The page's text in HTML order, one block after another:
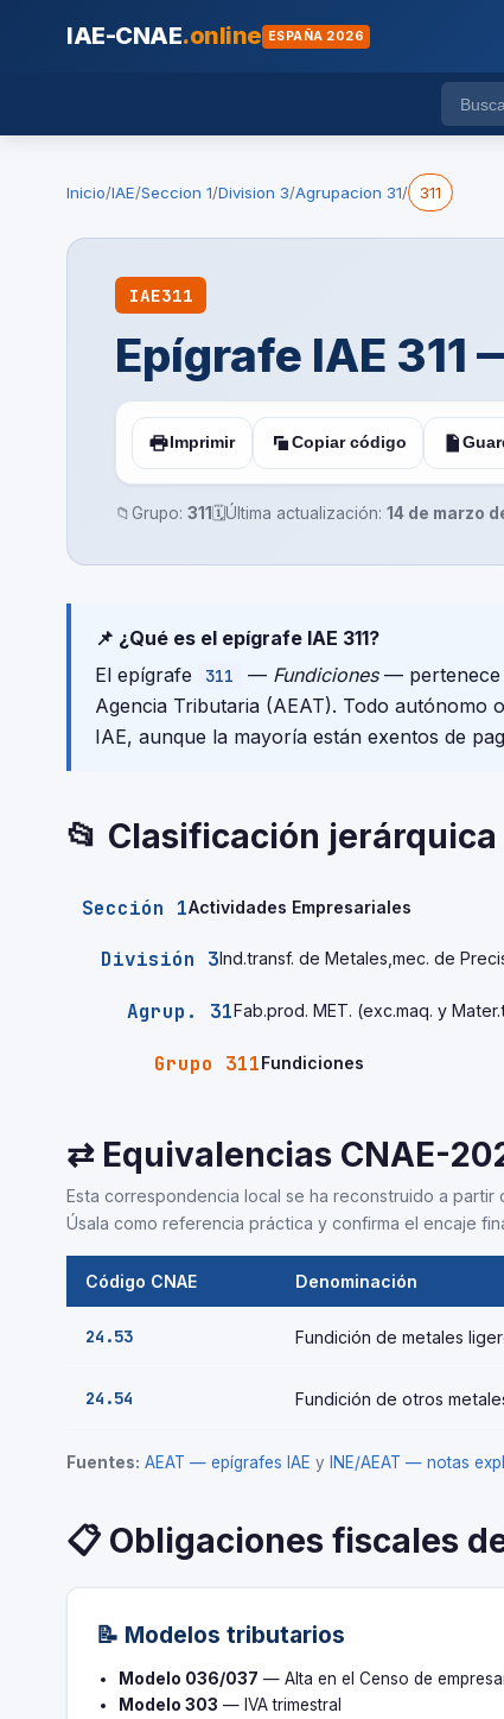
IAE-CNAE.online ESPAÑA 2026
Inicio/IAE/Seccion 1/Division 3/Agrupacion 31/ 311
IAE311
Epígrafe IAE 311
Imprimir Copiar código
📁 Grupo: 311 🗓️Última actualización: 14 de marzo
📌 ¿Qué es el epígrafe IAE 311?
El epígrafe
311 — Fundiciones— pertenece
Agencia Tributaria (AEAT). Todo autónomo
IAE, aunque la mayoría están exentos de
📂 Clasificación jerárquica
Sección 1Actividades Empresariales
División 3Ind.transf. de Metales,mec. de
Agrup. 31Fab.prod. MET. (exc.maq. y
Grupo 311Fundiciones
⇄ Equivalencias CNAE-
Esta correspondencia local se ha reconstruido a partir
Úsala como referencia práctica y confirma el encaje
Código CNAE Denominación
24.53 Fundición de metales
24.54 Fundición de otros
Fuentes: AEAT — epígrafes IAE y INE/AEAT — notas
📋 Obligaciones fiscales
📝 Modelos tributarios
Modelo 036/037 — Alta en el Censo de
Modelo 303 — IVA trimestral